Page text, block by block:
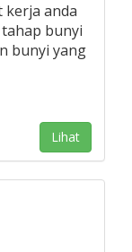
anda
bunyi
bunyi yang
Lihat